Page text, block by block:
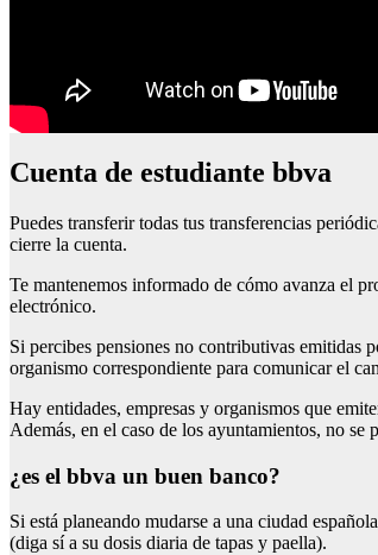
Cuenta de estudiante bbva
Puedes transferir todas tus transferencias
cierre la cuenta.
Te mantenemos informado de cómo avanza el
electrónico.
Si percibes pensiones no contributivas emitidas
organismo correspondiente para comunicar el
Hay entidades, empresas y organismos que
Además, en el caso de los ayuntamientos, no
¿es el bbva un buen banco?
Si está planeando mudarse a una ciudad
(diga sí a su dosis diaria de tapas y paella).